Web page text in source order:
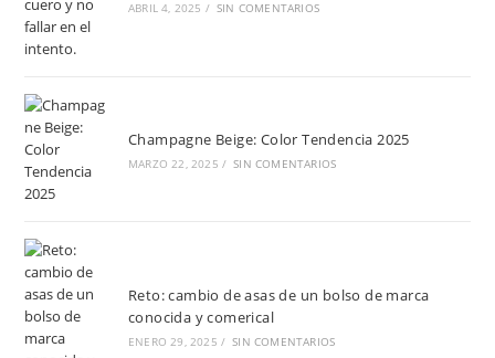
ABRIL 4, 2025 / SIN COMENTARIOS
Champagne Beige: Color Tendencia 2025
MARZO 22, 2025 / SIN COMENTARIOS
Reto: cambio de asas de un bolso de marca
conocida y comerical
ENERO 29, 2025 / SIN COMENTARIOS